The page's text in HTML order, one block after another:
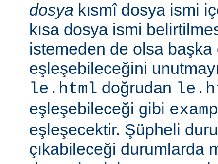
dosya kısmî dosya ismi
kısa dosya ismi
istemeden de olsa başka
eşleşebileceğini
le.html doğrudan
eşleşebileceği gibi
eşleşecektir. Şüpheli
çıkabileceği durumlarda